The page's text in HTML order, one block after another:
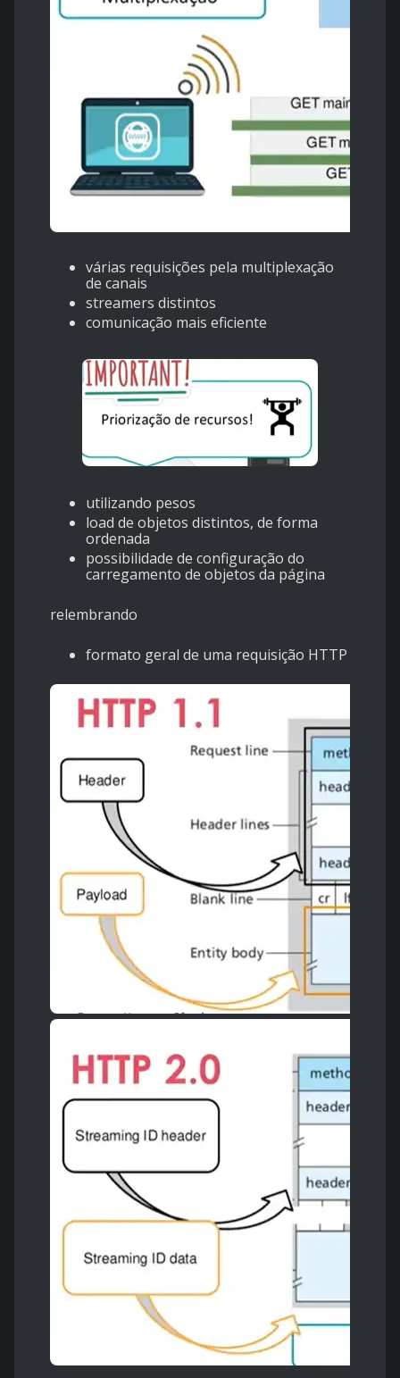
várias requisições pela multiplexação
de canais
streamers distintos
comunicação mais eficiente
utilizando pesos
load de objetos distintos, de forma
ordenada
possibilidade de configuração do
carregamento de objetos da página
relembrando
formato geral de uma requisição HTTP